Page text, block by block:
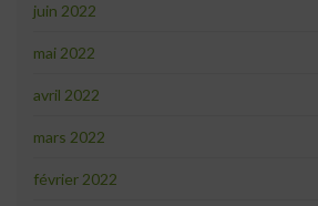
juin 2022
mai 2022
avril 2022
mars 2022
février 2022